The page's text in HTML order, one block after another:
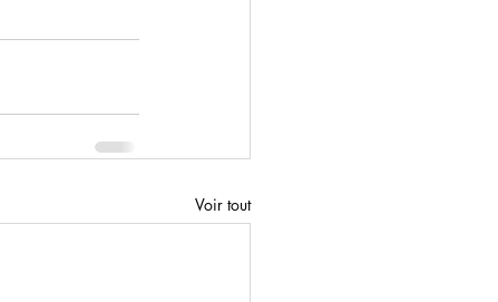
Voir tout